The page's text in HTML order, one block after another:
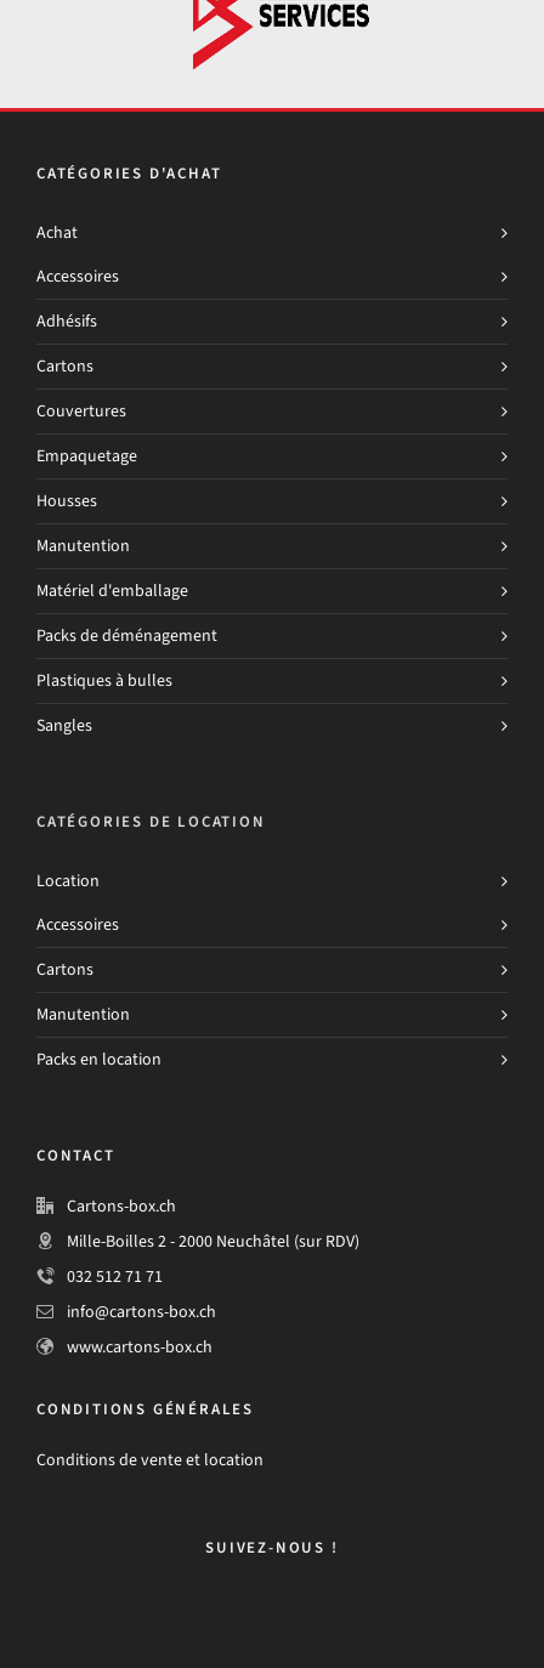
CATÉGORIES D'ACHAT
Achat
Accessoires
Adhésifs
Cartons
Couvertures
Empaquetage
Housses
Manutention
Matériel d'emballage
Packs de déménagement
Plastiques à bulles
Sangles
CATÉGORIES DE LOCATION
Location
Accessoires
Cartons
Manutention
Packs en location
CONTACT
Cartons-box.ch
Mille-Boilles 2 - 2000 Neuchâtel (sur RDV)
032 512 71 71
info@cartons-box.ch
www.cartons-box.ch
CONDITIONS GÉNÉRALES
Conditions de vente et location
SUIVEZ-NOUS !